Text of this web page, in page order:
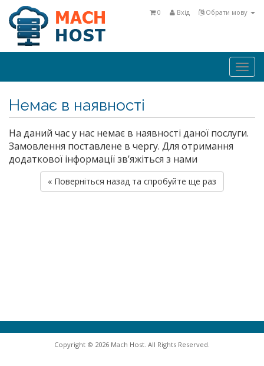
Обрати мову
Вхід
0
Немає в наявності
На даний час у нас немає в наявності даної послуги.
Замовлення поставлене в чергу. Для отримання
додаткової інформації зв’яжіться з нами
« Поверніться назад та спробуйте ще раз
Copyright © 2026 Mach Host. All Rights Reserved.